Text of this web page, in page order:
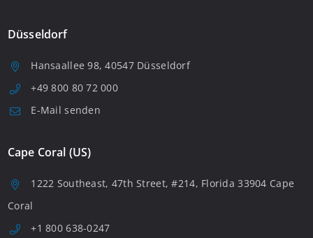
Düsseldorf
Hansaallee 98, 40547 Düsseldorf
+49 800 80 72 000
E-Mail senden
Cape Coral (US)
1222 Southeast, 47th Street, #214, Florida 33904 Cape
Coral
+1 800 638-0247